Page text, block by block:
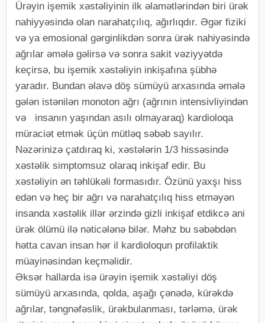
Ürəyin işemik xəstəliyinin ilk əlamətlərindən biri ürək
nahiyyəsində olan narahatçılıq, ağırlıqdır. Əgər fiziki
və ya emosional gərginlikdən sonra ürək nahiyəsində
ağrılar əmələ gəlirsə və sonra sakit vəziyyətdə
keçirsə, bu işemik xəstəliyin inkişafına şübhə
yaradır. Bundan əlavə döş sümüyü arxasında əmələ
gələn istənilən monoton ağrı (ağrının intensivliyindən
və insanın yaşından asılı olmayaraq) kardioloqa
müraciət etmək üçün mütləq səbəb sayılır.
Nəzərinizə çatdıraq ki, xəstələrin 1/3 hissəsində
xəstəlik simptomsuz olaraq inkişaf edir. Bu
xəstəliyin ən təhlükəli formasıdır. Özünü yaxşı hiss
edən və heç bir ağrı və narahatçılıq hiss etməyən
insanda xəstəlik illər ərzində gizli inkişaf etdikcə ani
ürək ölümü ilə nəticələnə bilər. Məhz bu səbəbdən
hətta cavan insan hər il kardioloqun profilaktik
müayinəsindən keçməlidir.
Əksər hallarda isə ürəyin işemik xəstəliyi döş
sümüyü arxasında, qolda, aşağı çənədə, kürəkdə
ağrılar, təngnəfəslik, ürəkbulanması, tərləmə, ürək